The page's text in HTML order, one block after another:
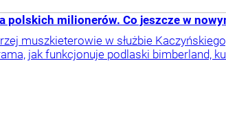
polskich milionerów. Co jeszcze w
muszkieterowie w służbie
jak funkcjonuje podlaski bimberland,